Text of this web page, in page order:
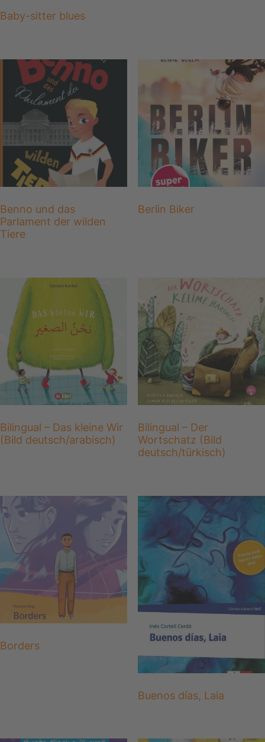
Baby-sitter blues
Benno und das
Parlament der wilden
Tiere
Berlin Biker
Bilingual – Das kleine Wir
(Bild deutsch/arabisch)
Bilingual – Der
Wortschatz (Bild
deutsch/türkisch)
Borders
Buenos días, Laia